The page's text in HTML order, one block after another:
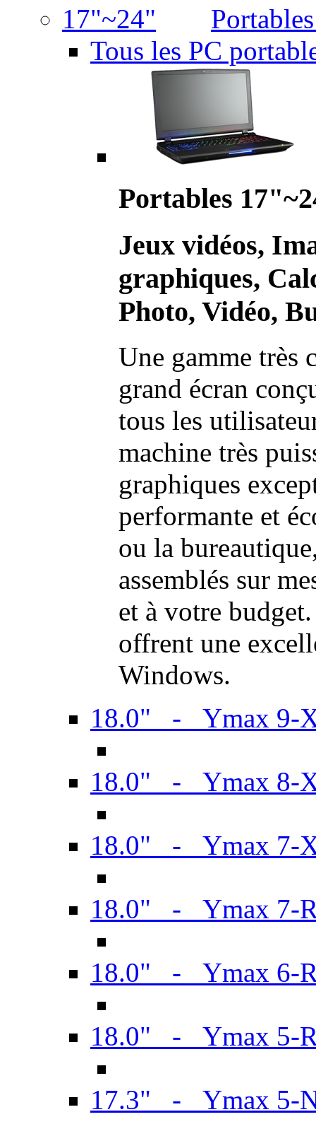
Tous les PC
Portables
Jeux vidéos,
graphiques,
Photo, Vidéo,
Une gamme très
grand écran
tous les
machine très
graphiques
performante et
ou la
assemblés sur
et à votre
offrent une
Windows.
18.0" - Ymax 9-
18.0" - Ymax 8-
18.0" - Ymax 7-
18.0" - Ymax 7-
18.0" - Ymax 6-
18.0" - Ymax 5-
17.3" - Ymax 5-